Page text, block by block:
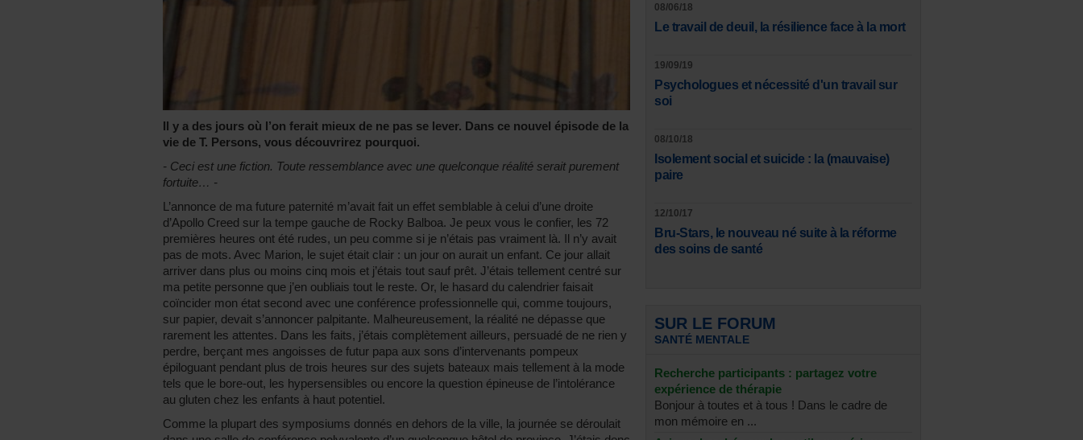
Il y a des jours où l’on ferait mieux de ne pas se lever. Dans ce nouvel épisode de la
vie de T. Persons, vous découvrirez pourquoi.
- Ceci est une fiction. Toute ressemblance avec une quelconque réalité serait purement
fortuite… -
L’annonce de ma future paternité m’avait fait un effet semblable à celui d’une droite
d’Apollo Creed sur la tempe gauche de Rocky Balboa. Je peux vous le confier, les 72
premières heures ont été rudes, un peu comme si je n’étais pas vraiment là. Il n’y avait
pas de mots. Avec Marion, le sujet était clair : un jour on aurait un enfant. Ce jour allait
arriver dans plus ou moins cinq mois et j’étais tout sauf prêt. J’étais tellement centré sur
ma petite personne que j’en oubliais tout le reste. Or, le hasard du calendrier faisait
coïncider mon état second avec une conférence professionnelle qui, comme toujours,
sur papier, devait s’annoncer palpitante. Malheureusement, la réalité ne dépasse que
rarement les attentes. Dans les faits, j’étais complètement ailleurs, persuadé de ne rien y
perdre, berçant mes angoisses de futur papa aux sons d’intervenants pompeux
épiloguant pendant plus de trois heures sur des sujets bateaux mais tellement à la mode
tels que le bore-out, les hypersensibles ou encore la question épineuse de l’intolérance
au gluten chez les enfants à haut potentiel.
Comme la plupart des symposiums donnés en dehors de la ville, la journée se déroulait
08/06/18
Le travail de deuil, la résilience face à la mort
19/09/19
Psychologues et nécessité d'un travail sur
soi
08/10/18
Isolement social et suicide : la (mauvaise)
paire
12/10/17
Bru-Stars, le nouveau né suite à la réforme
des soins de santé
SUR LE FORUM
SANTÉ MENTALE
Recherche participants : partagez votre
expérience de thérapie
Bonjour à toutes et à tous ! Dans le cadre de
mon mémoire en ...